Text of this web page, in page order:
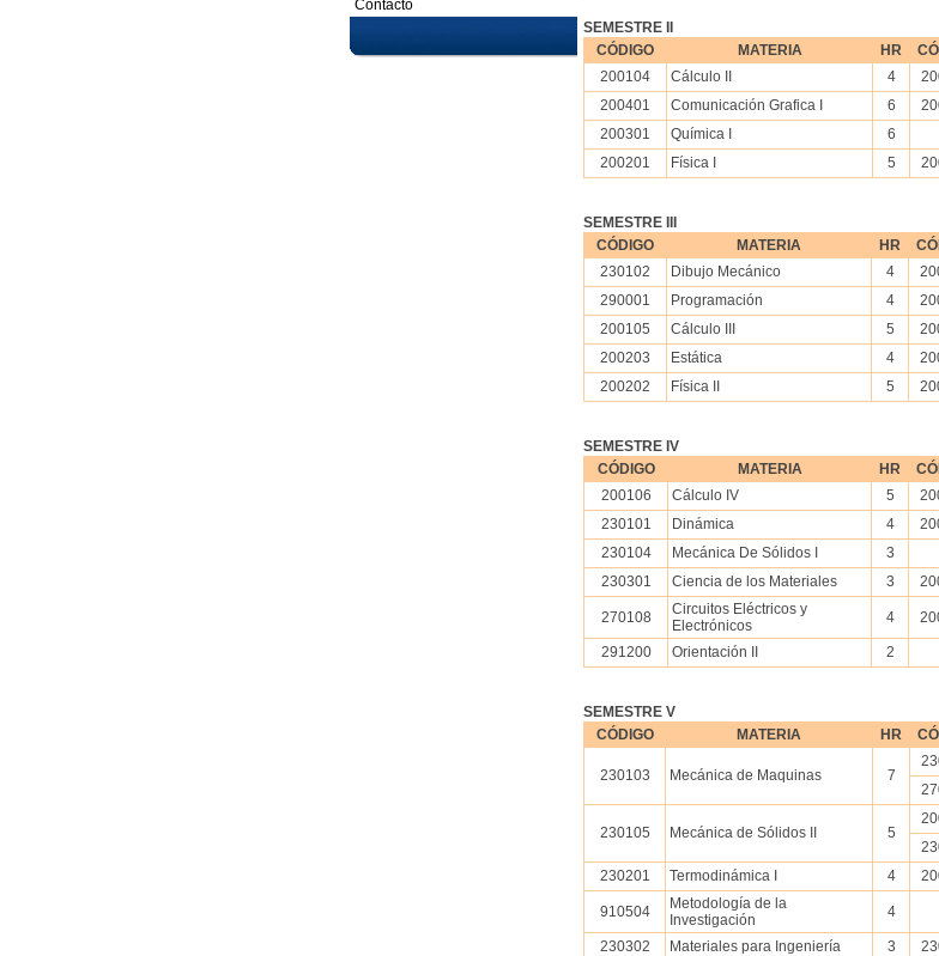
Contacto
SEMESTRE II
CÓDIGO
MATERIA HR
200104
Cálculo II 4
200401
Comunicación Grafica I 6
200301
Química I
6
200201
Física I 5
SEMESTRE III
CÓDIGO
MATERIA HR
230102
Dibujo Mecánico 4
290001
Programación 4
200105
Cálculo III 5
200203
Estática 4
200202
Física II 5
SEMESTRE IV
CÓDIGO
MATERIA HR
200106
Cálculo IV 5
230101
Dinámica 4
230104
Mecánica De Sólidos I
3
230301
Ciencia de los Materiales 3
270108
Circuitos Eléctricos y
Electrónicos
4
291200 Orientación II
2
SEMESTRE V
CÓDIGO
MATERIA HR
230103 Mecánica de Maquinas 7
230105 Mecánica de Sólidos II 5
230201
Termodinámica I 4
910504
Metodología de la
Investigación
4
230302 Materiales para Ingeniería 3